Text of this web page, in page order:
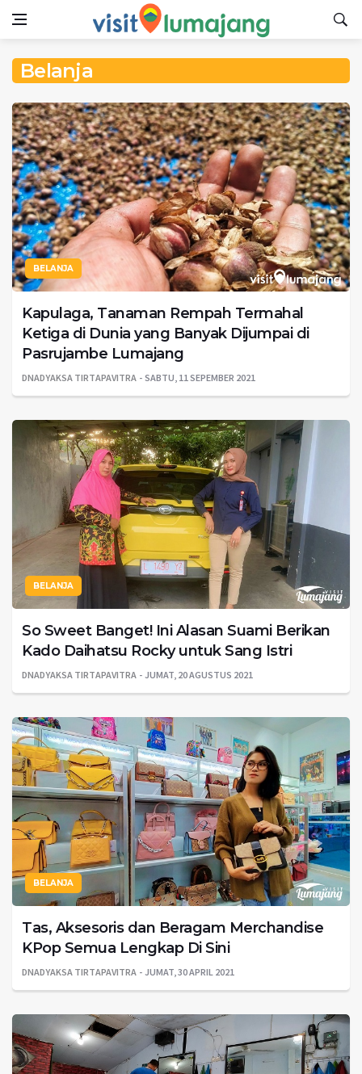
Belanja
BELANJA
Kapulaga, Tanaman Rempah Termahal
Ketiga di Dunia yang Banyak Dijumpai di
Pasrujambe Lumajang
DNADYAKSA TIRTAPAVITRA SABTU, 11 SEPEMBER 2021
BELANJA
So Sweet Banget! Ini Alasan Suami Berikan
Kado Daihatsu Rocky untuk Sang Istri
DNADYAKSA TIRTAPAVITRA JUMAT, 20 AGUSTUS 2021
BELANJA
Tas, Aksesoris dan Beragam Merchandise
KPop Semua Lengkap Di Sini
DNADYAKSA TIRTAPAVITRA JUMAT, 30 APRIL 2021